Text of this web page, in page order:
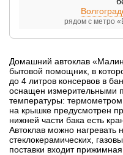
рядом с метро
Домашний автоклав
бытовой помощник, в
до 4 литров консервов в
оснащен измерительными
температуры:
на крышке предусмотрен
нижней части бака есть
Автоклав можно нагревать
стеклокерамических,
поставки входит